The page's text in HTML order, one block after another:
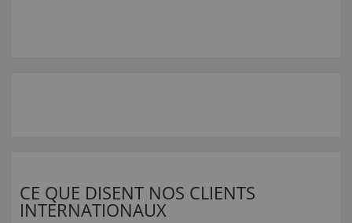
CE QUE DISENT NOS CLIENTS
INTERNATIONAUX